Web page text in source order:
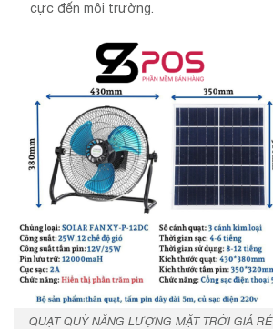
cực đến môi trường.
QUẠT QUỲ NĂNG LƯỢNG MẶT TRỜI GIÁ RẺ